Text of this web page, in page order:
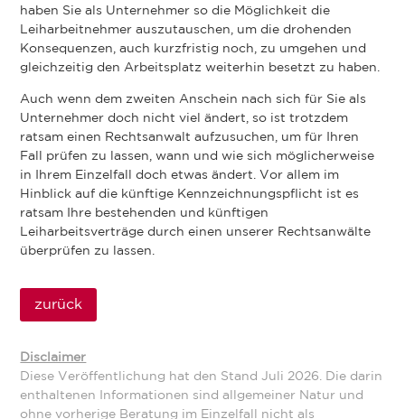
haben Sie als Unternehmer so die Möglichkeit die
Leiharbeitnehmer auszutauschen, um die drohenden
Konsequenzen, auch kurzfristig noch, zu umgehen und
gleichzeitig den Arbeitsplatz weiterhin besetzt zu haben.
Auch wenn dem zweiten Anschein nach sich für Sie als
Unternehmer doch nicht viel ändert, so ist trotzdem
ratsam einen Rechtsanwalt aufzusuchen, um für Ihren
Fall prüfen zu lassen, wann und wie sich möglicherweise
in Ihrem Einzelfall doch etwas ändert. Vor allem im
Hinblick auf die künftige Kennzeichnungspflicht ist es
ratsam Ihre bestehenden und künftigen
Leiharbeitsverträge durch einen unserer Rechtsanwälte
überprüfen zu lassen.
zurück
Disclaimer
Diese Veröffentlichung hat den Stand Juli 2026. Die darin
enthaltenen Informationen sind allgemeiner Natur und
ohne vorherige Beratung im Einzelfall nicht als